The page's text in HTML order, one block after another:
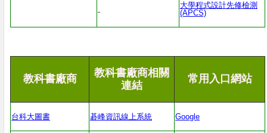
大學程式設計先修檢測
(APCS)
教科書廠商
教科書廠商相關
連結
常用入口網站
台科大圖書 碁峰資訊線上系統 Google